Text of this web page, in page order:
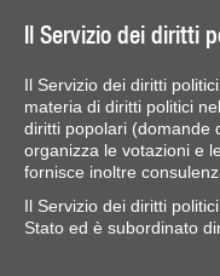
Il Servizio dei diritti
Il Servizio dei diritti
materia di diritti politici
diritti popolari (domande
organizza le votazioni e
fornisce inoltre
Il Servizio dei diritti
Stato ed è subordinato